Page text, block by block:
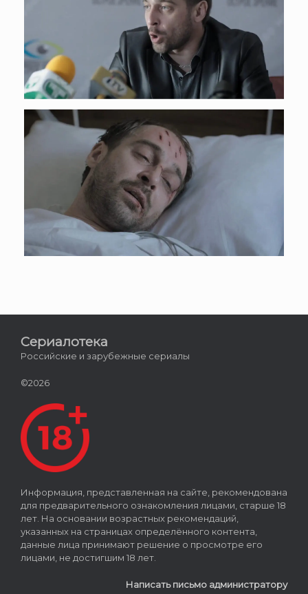
Сериалотека
Российские и зарубежные сериалы
©2026
Информация, представленная на сайте, рекомендована
для предварительного ознакомления лицами, старше 18
лет. На основании возрастных рекомендаций,
указанных на страницах определённого контента,
данные лица принимают решение о просмотре его
лицами, не достигшим 18 лет.
Написать письмо администратору